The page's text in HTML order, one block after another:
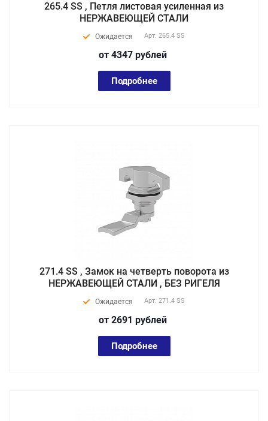
265.4 SS , Петля листовая усиленная из
НЕРЖАВЕЮЩЕЙ СТАЛИ
Ожидается Арт. 265.4 SS
от 4347 рублей
Подробнее
271.4 SS , Замок на четверть поворота из
НЕРЖАВЕЮЩЕЙ СТАЛИ , БЕЗ РИГЕЛЯ
Ожидается Арт. 271.4 SS
от 2691 рублей
Подробнее